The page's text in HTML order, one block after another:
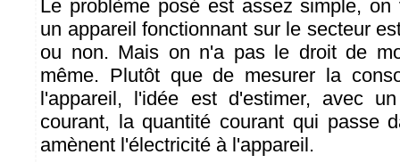
Le problème posé est assez simple,
un appareil fonctionnant sur le secteur
ou non. Mais on n'a pas le droit de
même. Plutôt que de mesurer la
l'appareil, l'idée est d'estimer, avec
courant, la quantité courant qui passe
amènent l'électricité à l'appareil.